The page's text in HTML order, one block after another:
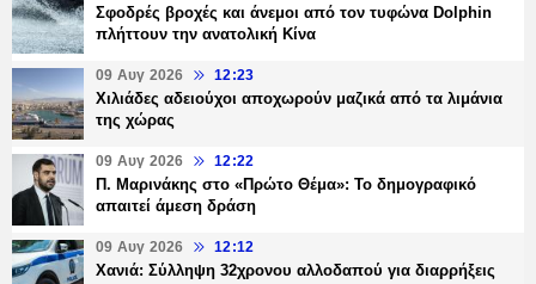
Σφοδρές βροχές και άνεμοι από τον τυφώνα Dolphin
πλήττουν την ανατολική Κίνα
09 Αυγ 2026 12:23
Χιλιάδες αδειούχοι αποχωρούν μαζικά από τα λιμάνια
της χώρας
09 Αυγ 2026 12:22
Π. Μαρινάκης στο «Πρώτο Θέμα»: Το δημογραφικό
απαιτεί άμεση δράση
09 Αυγ 2026 12:12
Χανιά: Σύλληψη 32χρονου αλλοδαπού για διαρρήξεις